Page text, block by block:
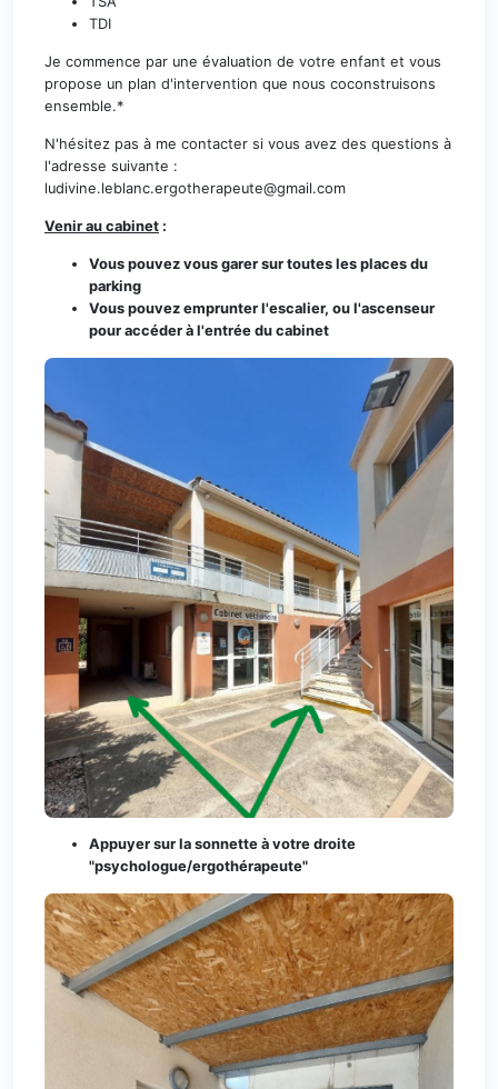
TDI
Je commence par une évaluation de votre enfant et vous
propose un plan d'intervention que nous coconstruisons
ensemble.*
N'hésitez pas à me contacter si vous avez des questions à
l'adresse suivante :
ludivine.leblanc.ergotherapeute@gmail.com
Venir au cabinet :
Vous pouvez vous garer sur toutes les places du
parking
Vous pouvez emprunter l'escalier, ou l'ascenseur
pour accéder à l'entrée du cabinet
Appuyer sur la sonnette à votre droite
"psychologue/ergothérapeute"